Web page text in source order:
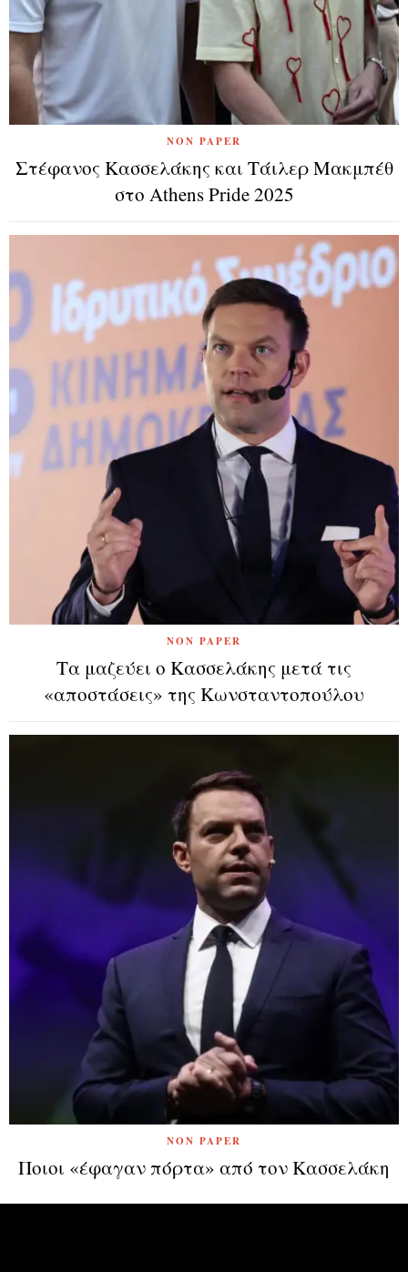
NON PAPER
Στέφανος Κασσελάκης και Τάιλερ Μακμπέθ
στο Athens Pride 2025
NON PAPER
Τα μαζεύει ο Κασσελάκης μετά τις
«αποστάσεις» της Κωνσταντοπούλου
NON PAPER
Ποιοι «έφαγαν πόρτα» από τον Κασσελάκη